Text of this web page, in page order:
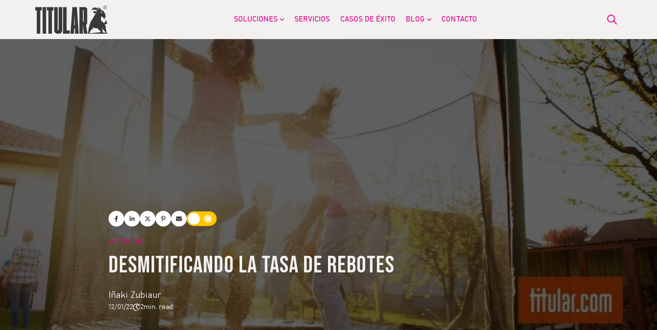
SOLUCIONES SERVICIOS CASOS DE ÉXITO BLOG CONTACTO Open search
METRICAS
Desmitificando la tasa de rebotes
Iñaki Zubiaur
12/01/22 2min. read